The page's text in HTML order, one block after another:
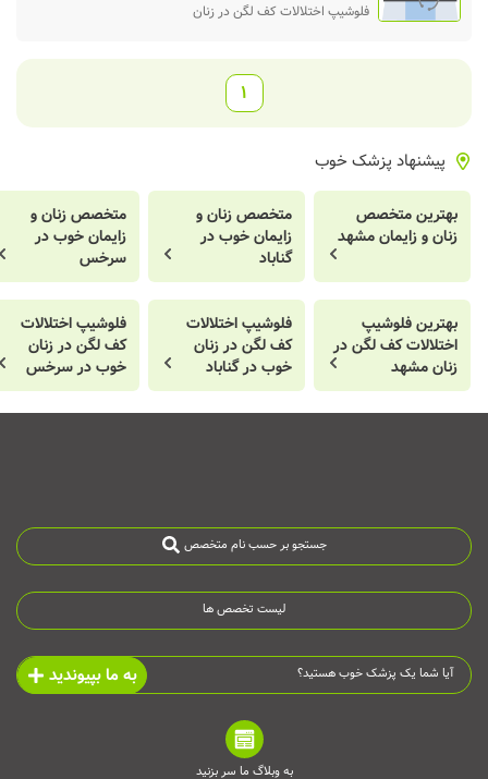
فلوشیپ اختلالات کف لگن در زنان
1
پیشنهاد پزشک خوب
بهترین متخصص
زنان و زایمان مشهد
متخصص زنان و
زایمان خوب در
گناباد
متخصص زنان و
زایمان خوب در
سرخس
بهترین فلوشیپ
اختلالات کف لگن در
زنان مشهد
فلوشیپ اختلالات
کف لگن در زنان
خوب در گناباد
فلوشیپ اختلالات
کف لگن در زنان
خوب در سرخس
جستجو بر حسب نام متخصص
لیست تخصص ها
آیا شما یک پزشک خوب هستید؟ به ما بپیوندید
به وبلاگ ما سر بزنید